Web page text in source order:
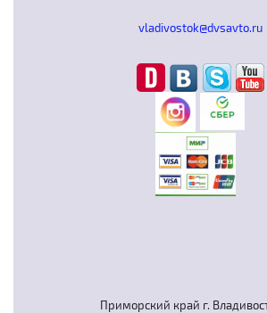
Приморский край г.
vladivostok@dvsavto.ru